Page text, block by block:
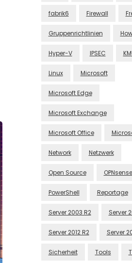
fabrik6 Firewall
Gruppenrichtlinien
Hyper-V IPSEC
Linux Microsoft
Microsoft Edge
Microsoft Exchange
Microsoft Office
Network Netzwerk
Open Source OPNsense
PowerShell Reportage
Server 2003 R2 Server
Server 2012 R2 Server
Sicherheit Tools